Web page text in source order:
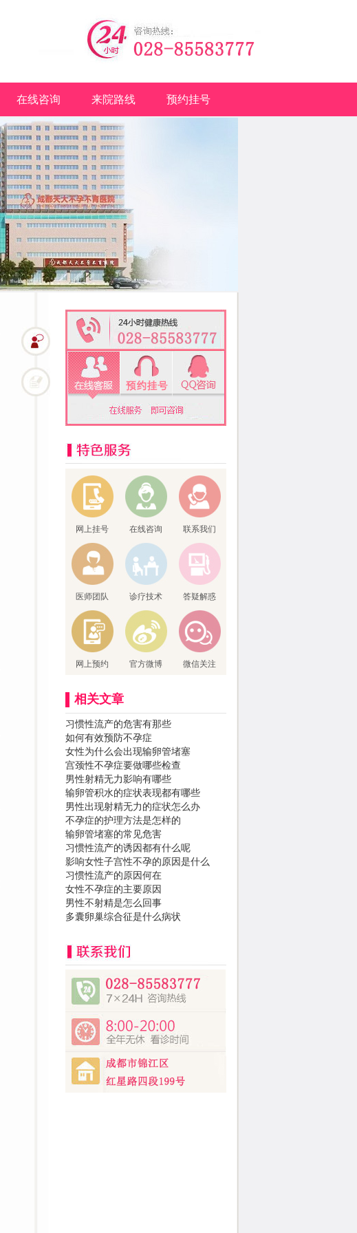
在线咨询 来院路线 预约挂号
网上挂号 在线咨询 联系我们
医师团队 诊疗技术 答疑解惑
网上预约 官方微博 微信关注
相关文章
习惯性流产的危害有那些
如何有效预防不孕症
女性为什么会出现输卵管堵塞
宫颈性不孕症要做哪些检查
男性射精无力影响有哪些
输卵管积水的症状表现都有哪些
男性出现射精无力的症状怎么办
不孕症的护理方法是怎样的
输卵管堵塞的常见危害
习惯性流产的诱因都有什么呢
影响女性子宫性不孕的原因是什么
习惯性流产的原因何在
女性不孕症的主要原因
男性不射精是怎么回事
多囊卵巢综合征是什么病状